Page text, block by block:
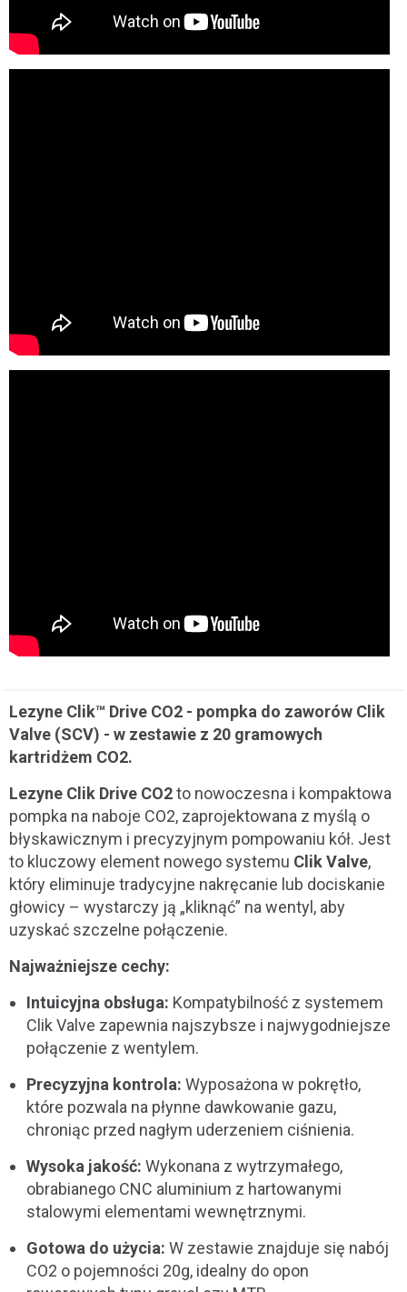
Lezyne Clik™ Drive CO2 - pompka do zaworów Clik
Valve (SCV) - w zestawie z 20 gramowych
kartridżem CO2.
Lezyne Clik Drive CO2to nowoczesna i kompaktowa
pompka na naboje CO2, zaprojektowana z myślą o
błyskawicznym i precyzyjnym pompowaniu kół. Jest
to kluczowy element nowego systemu Clik Valve,
który eliminuje tradycyjne nakręcanie lub dociskanie
głowicy – wystarczy ją „kliknąć” na wentyl, aby
uzyskać szczelne połączenie.
Najważniejsze cechy:
Intuicyjna obsługa: Kompatybilność z systemem
Clik Valve zapewnia najszybsze i najwygodniejsze
połączenie z wentylem.
Precyzyjna kontrola: Wyposażona w pokrętło,
które pozwala na płynne dawkowanie gazu,
chroniąc przed nagłym uderzeniem ciśnienia.
Wysoka jakość: Wykonana z wytrzymałego,
obrabianego CNC aluminium z hartowanymi
stalowymi elementami wewnętrznymi.
Gotowa do użycia: W zestawie znajduje się nabój
CO2 o pojemności 20g, idealny do opon